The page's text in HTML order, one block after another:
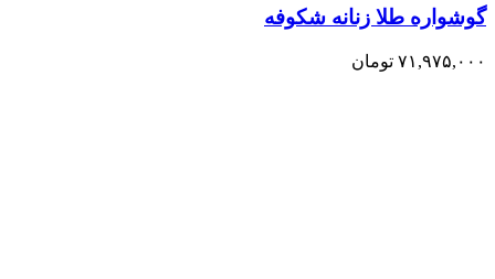
گوشواره طلا زنانه شکوفه
۷۱,۹۷۵,۰۰۰ تومان